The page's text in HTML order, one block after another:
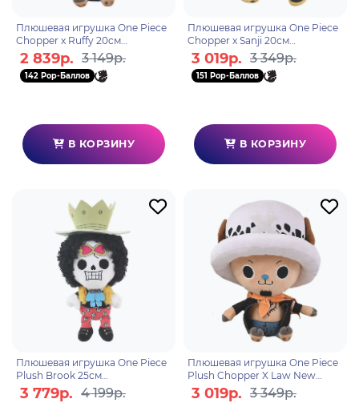
Плюшевая игрушка One Piece
Chopper x Ruffy 20см
6931080103937
2 839р. 3 149р.
142 Pop-Баллов
В КОРЗИНУ
Плюшевая игрушка One Piece
Chopper x Sanji 20см
6931080108307
3 019р. 3 349р.
151 Pop-Баллов
В КОРЗИНУ
Плюшевая игрушка One Piece
Plush Brook 25см
6931080103913
3 779р. 4 199р.
Плюшевая игрушка One Piece
Plush Chopper X Law New
World Ver. 20см 6931080103944
3 019р. 3 349р.